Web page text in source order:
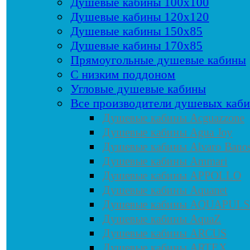
Душевые кабины 120x120
Душевые кабины 150x85
Душевые кабины 170x85
Прямоугольные душевые кабины
С низким поддоном
Угловые душевые кабины
Все производители душевых
Душевые кабины Acguazzone
Душевые кабины Agua Joy
Душевые кабины Alvaro
Душевые кабины Ammari
Душевые кабины APPOLLO
Душевые кабины Aquanet
Душевые кабины
Душевые кабины AquaZ
Душевые кабины ARCUS